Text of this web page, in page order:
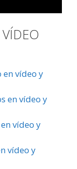
en vídeo y
en vídeo y
vídeo y
vídeo y